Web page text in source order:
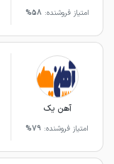
امتیاز فروشنده: 58%
آهن یک
امتیاز فروشنده: 79%